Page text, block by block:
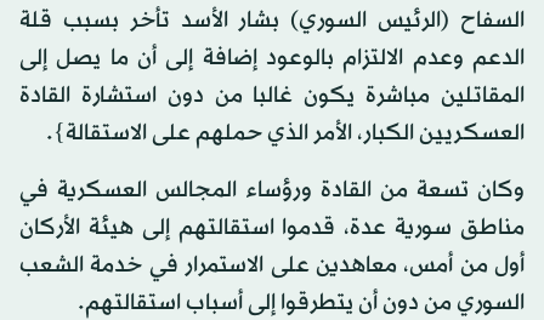
السفاح (الرئيس السوري) بشار الأسد تأخر بسبب قلة
الدعم وعدم الالتزام بالوعود إضافة إلى أن ما يصل إلى
المقاتلين مباشرة يكون غالبا من دون استشارة القادة
العسكريين الكبار، الأمر الذي حملهم على الاستقالة}.
وكان تسعة من القادة ورؤساء المجالس العسكرية في
مناطق سورية عدة، قدموا استقالتهم إلى هيئة الأركان
أول من أمس، معاهدين على الاستمرار في خدمة الشعب
السوري من دون أن يتطرقوا إلى أسباب استقالتهم.